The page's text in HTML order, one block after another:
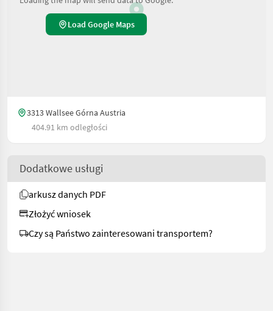
Load Google Maps
3313 Wallsee Górna Austria
404.91 km odległości
Dodatkowe usługi
arkusz danych PDF
Złożyć wniosek
Czy są Państwo zainteresowani transportem?